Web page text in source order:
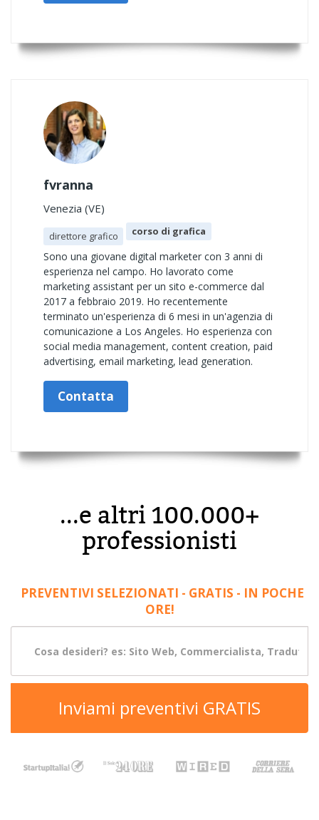
fvranna
Venezia (VE)
direttore grafico corso di grafica
Sono una giovane digital marketer con 3 anni di
esperienza nel campo. Ho lavorato come
marketing assistant per un sito e-commerce dal
2017 a febbraio 2019. Ho recentemente
terminato un'esperienza di 6 mesi in un'agenzia di
comunicazione a Los Angeles. Ho esperienza con
social media management, content creation, paid
advertising, email marketing, lead generation.
Contatta
...e altri 100.000+
professionisti
PREVENTIVI SELEZIONATI - GRATIS - IN POCHE
ORE!
Inviami preventivi GRATIS